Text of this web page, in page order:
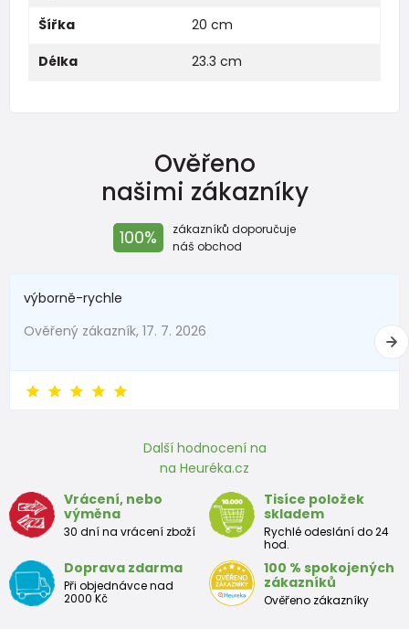
Šířka
20 cm
Délka
23.3 cm
Ověřeno
našimi zákazníky
100%
zákazníků doporučuje
náš obchod
výborně-rychle
Ověřený zákazník, 17. 7. 2026
Další hodnocení na
na Heuréka.cz
Vrácení, nebo
výměna
30 dní na vrácení zboží
Tisíce položek
skladem
Rychlé odeslání do 24
hod.
Doprava zdarma
Při objednávce nad
2000 Kč
100 % spokojených
zákazníků
Ověřeno zákazníky